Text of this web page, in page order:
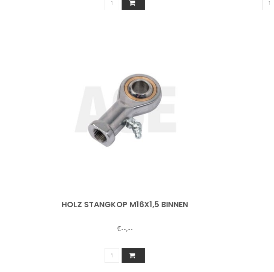
HOLZ STANGKOP M16X1,5 BINNEN
€--,--